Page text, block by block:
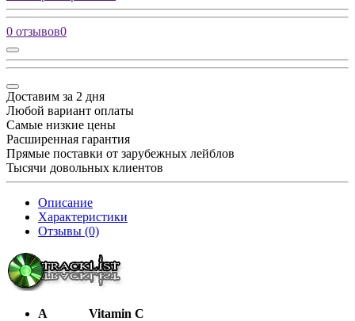
0 отзывов0
Доставим за 2 дня
Любой вариант оплаты
Самые низкие цены
Расширенная гарантия
Прямые поставки от зарубежных лейблов
Тысячи довольных клиентов
Описание
Характеристики
Отзывы (0)
A Vitamin C